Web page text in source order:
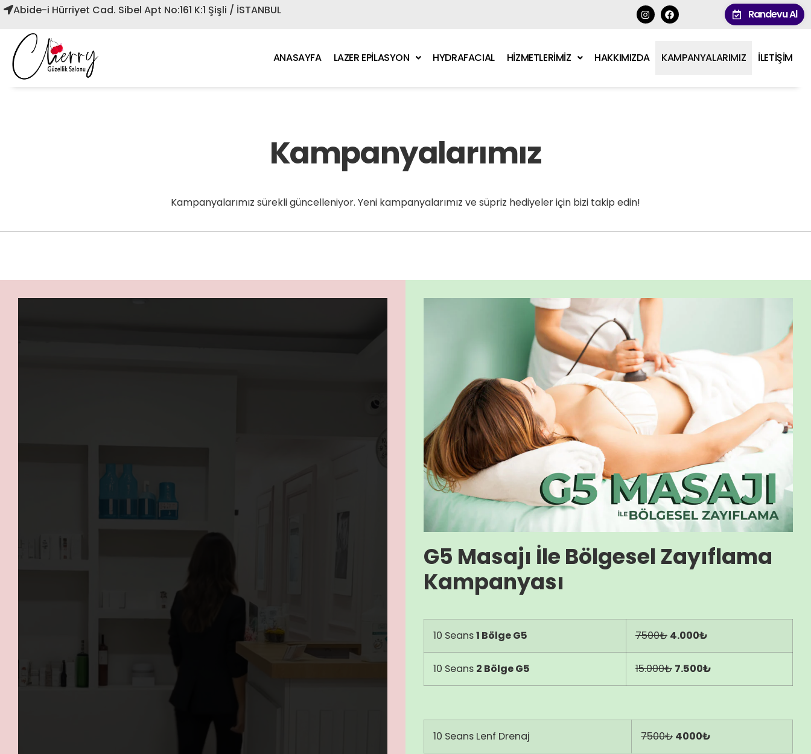
Abide-i Hürriyet Cad. Sibel Apt No:161 K:1 Şişli / İSTANBUL Randevu Al
ANASAYFA LAZER EPİLASYON HYDRAFACIAL HİZMETLERİMİZ HAKKIMIZDA KAMPANYALARIMIZ İLETİŞİM
Kampanyalarımız
Kampanyalarımız sürekli güncelleniyor. Yeni kampanyalarımız ve süpriz hediyeler için bizi takip edin!
G5 Masajı İle Bölgesel Zayıflama
Kampanyası
10 Seans1 Bölge G5 7500₺ 4.000₺
10 Seans 2 Bölge G5 15.000₺ 7.500₺
10 Seans Lenf Drenaj 7500₺ 4000₺